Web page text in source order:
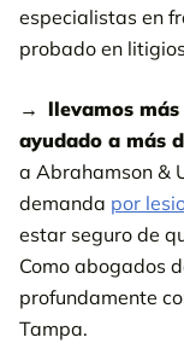
especialistas en
probado en
llevamos
ayudado a más
a Abrahamson &
demanda por
estar seguro de
Como abogados
profundamente
Tampa.